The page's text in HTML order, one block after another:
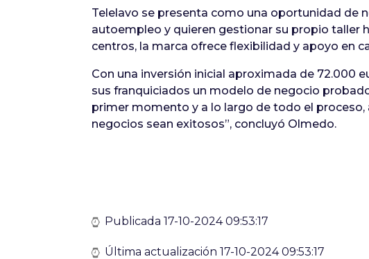
Telelavo se presenta como una oportunidad de
autoempleo y quieren gestionar su propio taller
centros, la marca ofrece flexibilidad y apoyo en
Con una inversión inicial aproximada de 72.000
sus franquiciados un modelo de negocio
primer momento y a lo largo de todo el
negocios sean exitosos”, concluyó Olmedo.
Publicada 17-10-2024 09:53:17
Última actualización 17-10-2024 09:53:17